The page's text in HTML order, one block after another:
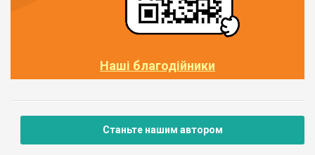
Наші благодійники
Станьте нашим автором